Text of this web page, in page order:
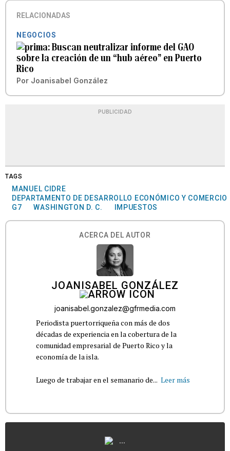
RELACIONADAS
NEGOCIOS
Buscan neutralizar informe del GAO
sobre la creación de un “hub aéreo” en Puerto
Rico
Por Joanisabel González
PUBLICIDAD
TAGS
MANUEL CIDRE
DEPARTAMENTO DE DESARROLLO ECONÓMICO Y COMERCIO
G7
WASHINGTON D. C. IMPUESTOS
ACERCA DEL AUTOR
JOANISABEL GONZÁLEZ
joanisabel.gonzalez@gfrmedia.com
Periodista puertorriqueña con más de dos
décadas de experiencia en la cobertura de la
comunidad empresarial de Puerto Rico y la
economía de la isla.
Luego de trabajar en el semanario de... Leer más
...